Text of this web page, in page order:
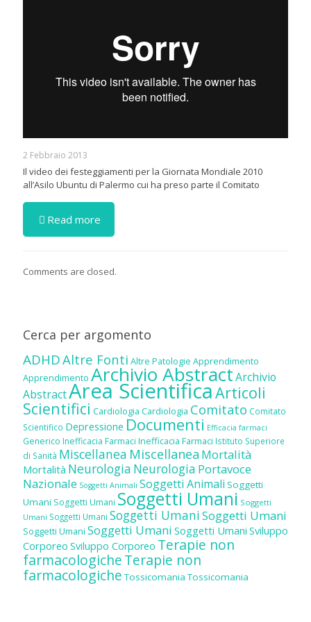
2 Febbraio 2013
Il video dei festeggiamenti per la Giornata Mondiale 2010
all’Asilo Ubuntu di Palermo cui ha preso parte il Comitato
Read more
Comments are closed.
Cerca per argomento
ADHDAltre Fonti Altre Patologie Apprendimento
Apprendimento Archivio AbstractArchivio
AbstractArea ScientificaArticoli
Scientifici Cardiologia Cardiologia Comitato Comitato
Scientifico Depressione Documenti Efficacia farmaci
Generico Inefficacia Farmaci Inefficacia Farmaci Istituto Superiore
di Sanità Miscellanea Miscellanea Mortalità
Mortalità Neurologia Neurologia Portavoce
Nazionale Soggetti Animali Soggetti Animali Soggetti
Umani Soggetti Umani Soggetti Umani Soggetti
Umani Soggetti Umani Soggetti UmaniSoggetti Umani
Soggetti Umani Soggetti Umani Soggetti Umani Sviluppo
Corporeo Sviluppo Corporeo Terapie non
farmacologicheTerapie non
farmacologiche Tossicomania Tossicomania